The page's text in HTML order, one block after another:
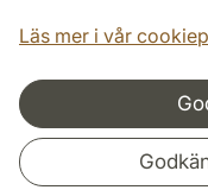
Läs mer i vår